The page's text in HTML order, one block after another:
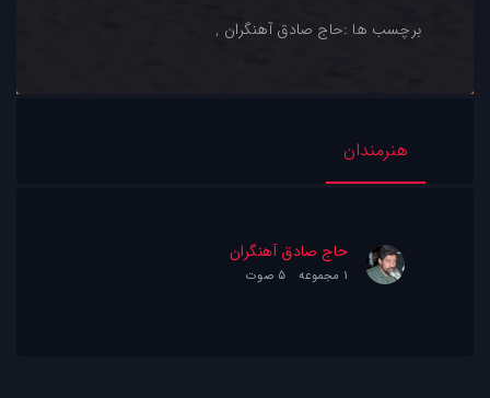
برچسب ها :حاج صادق آهنگران ,
هنرمندان
حاج صادق آهنگران
1 مجموعه 5 صوت